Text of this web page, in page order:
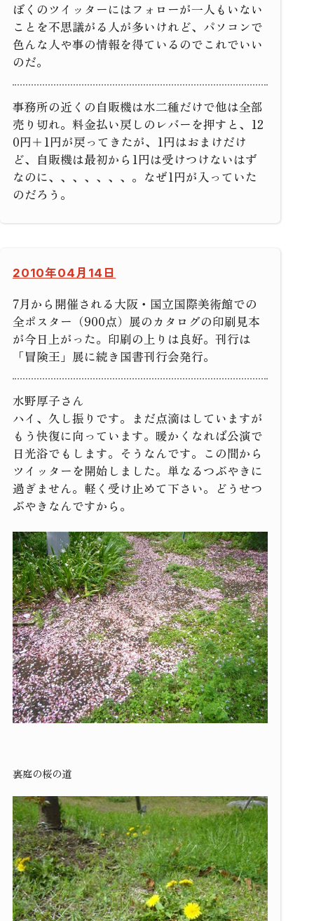
ぼくのツイッターにはフォローが一人もいない
ことを不思議がる人が多いけれど、パソコンで
色んな人や事の情報を得ているのでこれでいい
のだ。
事務所の近くの自販機は水二種だけで他は全部
売り切れ。料金払い戻しのレバーを押すと、12
0円＋1円が戻ってきたが、1円はおまけだけ
ど、自販機は最初から1円は受けつけないはず
なのに、、、、、、、。なぜ1円が入っていた
のだろう。
2010年04月14日
7月から開催される大阪・国立国際美術館での
全ポスター（900点）展のカタログの印刷見本
が今日上がった。印刷の上りは良好。刊行は
「冒険王」展に続き国書刊行会発行。
水野厚子さん
ハイ、久し振りです。まだ点滴はしていますが
もう快復に向っています。暖かくなれば公演で
日光浴でもします。そうなんです。この間から
ツイッターを開始しました。単なるつぶやきに
過ぎません。軽く受け止めて下さい。どうせつ
ぶやきなんですから。
裏庭の桜の道